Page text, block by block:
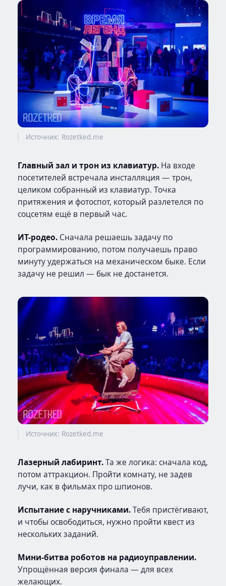
Источник: Rozetked.me
Главный зал и трон из клавиатур. На входе
посетителей встречала инсталляция — трон,
целиком собранный из клавиатур. Точка
притяжения и фотоспот, который разлетелся по
соцсетям ещё в первый час.
ИТ-родео. Сначала решаешь задачу по
программированию, потом получаешь право
минуту удержаться на механическом быке. Если
задачу не решил — бык не достанется.
Источник: Rozetked.me
Лазерный лабиринт.Та же логика: сначала код,
потом аттракцион. Пройти комнату, не задев
лучи, как в фильмах про шпионов.
Испытание с наручниками.Тебя пристёгивают,
и чтобы освободиться, нужно пройти квест из
нескольких заданий.
Мини-битва роботов на радиоуправлении.
Упрощённая версия финала — для всех
желающих.